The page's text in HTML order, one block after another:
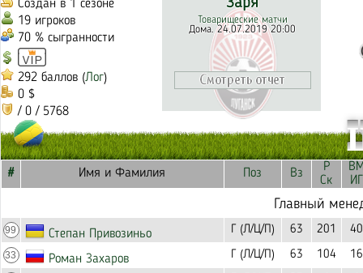
Создан в 1 сезоне
19 игроков
70 % сыгранности
292 баллов (Лог)
0 $
/ 0 / 5768
Заря
Товарищеские матчи
Дома. 24.07.2019 20:00
# Имя и Фамилия Поз Вз
Р
Ск
ИГ
Главный
99 Степан Привозиньо Г (Л/Ц/П) 63 201 40
33 Роман Захаров Г (Л/Ц/П) 63 104 16